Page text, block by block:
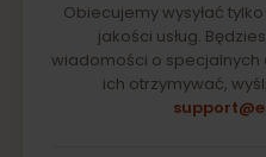
Obiecujemy wysyłać
jakości usług.
wiadomości o specjalnych
ich otrzymywać,